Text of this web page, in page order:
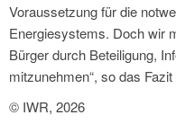
Voraussetzung für die
Energiesystems. Doch wir
Bürger durch Beteiligung,
mitzunehmen“, so das
© IWR, 2026